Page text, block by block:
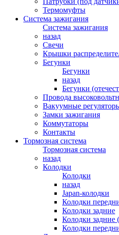
Термомуфты
Система зажигания
Система зажигания
назад
Свечи
Крышки
Бегунки
Бегунки
назад
Бегунки
Провода
Вакуумные
Замки зажигания
Коммутаторы
Контакты
Тормозная система
Тормозная система
назад
Колодки
Колодки
назад
Japan-колодки
Колодки
Колодки задние
Колодки задние
Колодки